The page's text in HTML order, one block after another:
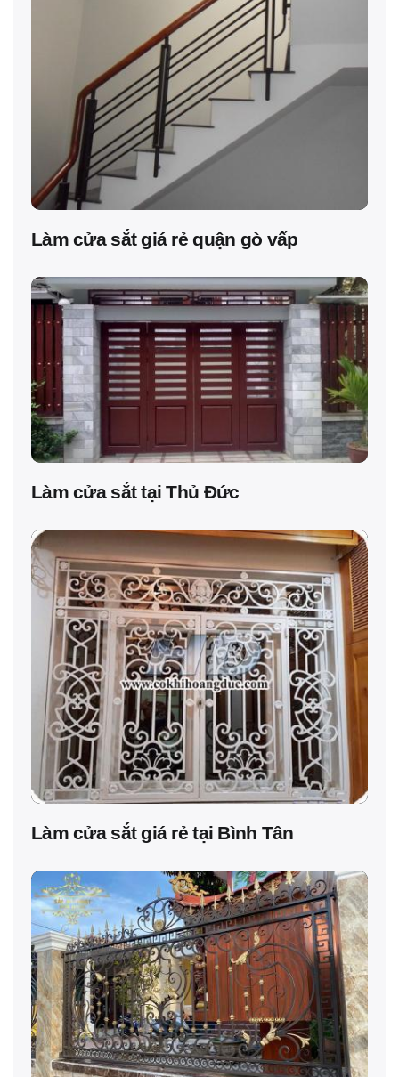
Làm cửa sắt giá rẻ quận gò vấp
Làm cửa sắt tại Thủ Đức
Làm cửa sắt giá rẻ tại Bình Tân